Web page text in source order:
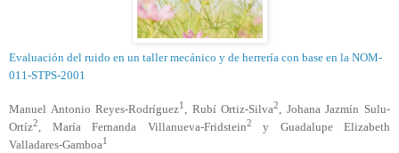
Evaluación del ruido en un taller mecánico y de herrería con base en la NOM-
011-STPS-2001
Manuel Antonio Reyes-Rodríguez1 , Rubí Ortiz-Silva2
, Johana Jazmín Sulu-
Ortíz2, María Fernanda Villanueva-Fridstein2
y Guadalupe Elizabeth
Valladares-Gamboa1